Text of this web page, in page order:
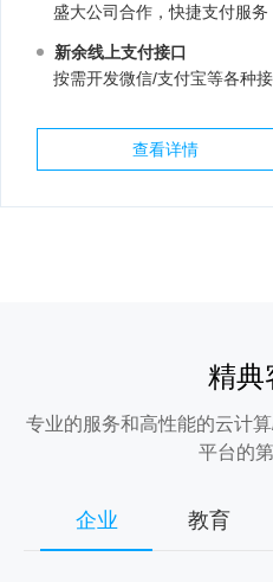
盛大公司合作，快捷支付服务
新余线上支付接口
按需开发微信/支付宝等各种
查看详情
精典
专业的服务和高性能的云计
平台的
企业 教育